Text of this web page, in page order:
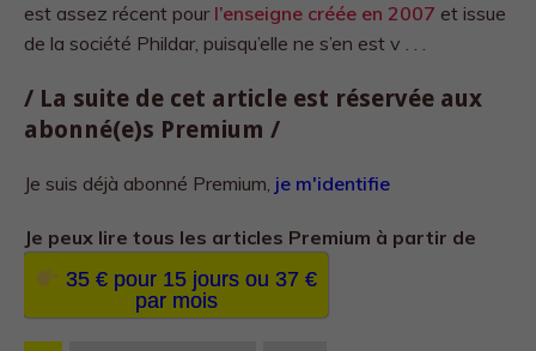
est assez récent pour l’enseigne créée en 2007 et issue
de la société Phildar, puisqu’elle ne s’en est v . . .
/ La suite de cet article est réservée aux
abonné(e)s Premium /
Je suis déjà abonné Premium, je m'identifie
Je peux lire tous les articles Premium à partir de
35 € pour 15 jours ou 37 €
par mois